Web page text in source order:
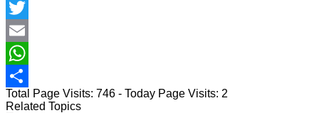
Facebook
Twitter
Email
WhatsApp
Teilen
Total Page Visits: 746 - Today Page Visits: 2
Related Topics